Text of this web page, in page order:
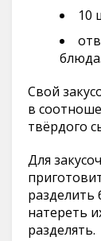
10
блюда.
Свой
в
твёрдого
Для
разделить
натереть
разделять.